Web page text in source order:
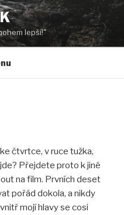
lepší!"
čtvrtce, v ruce tužka,
Přejdete proto k jiné
na film. Prvních deset
pořád dokola, a nikdy
mojí hlavy se cosi